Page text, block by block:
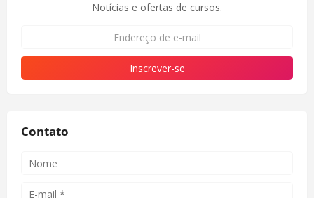
Notícias e ofertas de cursos.
Contato